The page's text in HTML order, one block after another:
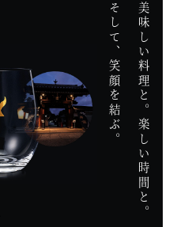
美味しい料理と。
楽しい時間と。
そして、笑顔を結ぶ。